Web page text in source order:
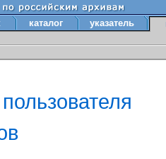
каталог указатель